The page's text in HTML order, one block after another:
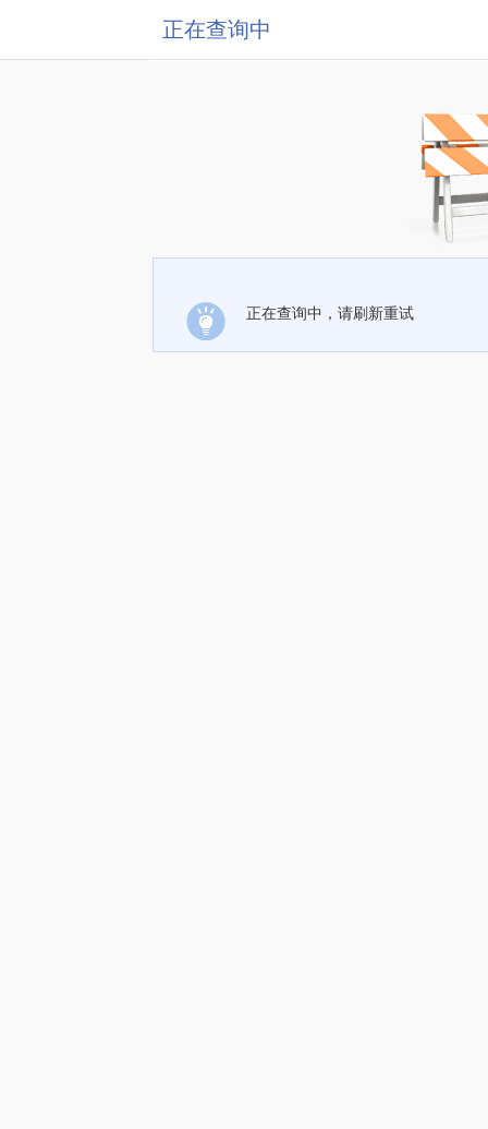
正在查询中
正在查询中，请刷新重试